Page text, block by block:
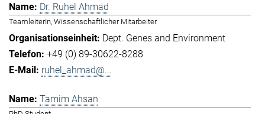
Dr. Ruhel Ahmad
TeamleiterIn, Wissenschaftlicher Mitarbeiter
Dept. Genes and Environment
+49 (0) 89-30622-8288
ruhel_ahmad@...
Tamim Ahsan